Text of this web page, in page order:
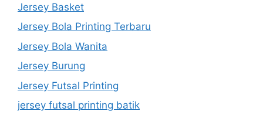
Jersey Basket
Jersey Bola Printing Terbaru
Jersey Bola Wanita
Jersey Burung
Jersey Futsal Printing
jersey futsal printing batik